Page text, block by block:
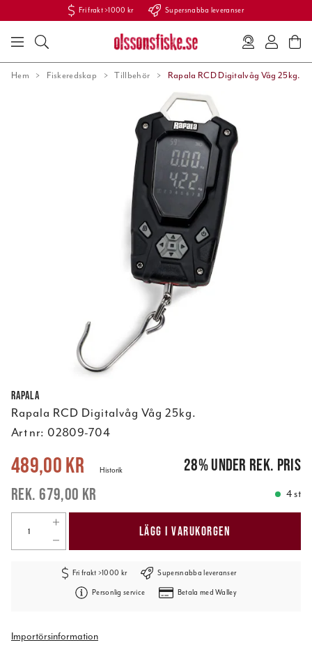
Fri frakt >1000 kr Supersnabba leveranser
Hem Fiskeredskap Tillbehör Rapala RCD Digitalvåg Våg 25kg.
Rapala
Rapala RCD Digitalvåg Våg 25kg.
Art nr: 02809-704
Nuvarande pris:489,00 kr 679,00 kr
489,00 kr
679,00 kr
Historik 28%under rek. pris
4 st
LÄGG I VARUKORGEN
Fri frakt >1000 kr Supersnabba leveranser
Personlig service Betala med Walley
Importörsinformation